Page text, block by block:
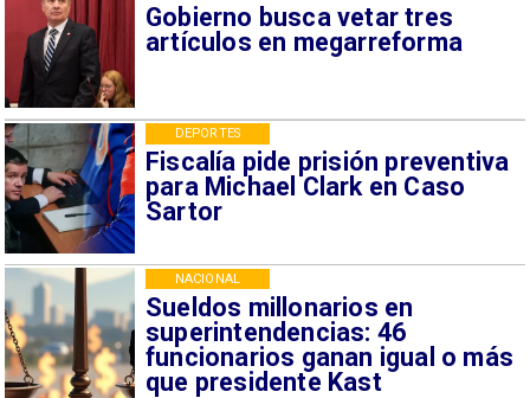
Gobierno busca vetar tres
artículos en megarreforma
Fiscalía pide prisión preventiva
para Michael Clark en Caso
Sartor
DEPORTES
Sueldos millonarios en
superintendencias: 46
funcionarios ganan igual o más
que presidente Kast
NACIONAL